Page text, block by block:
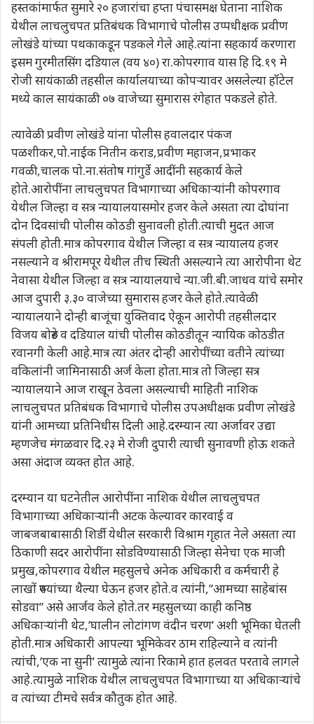
हस्तकांमार्फत सुमारे २० हजारांचा हप्ता पंचासमक्ष घेताना नाशिक
येथील लाचलुचपत प्रतिबंधक विभागाचे पोलीस उप्पधीक्षक प्रवीण
लोखंडे यांच्या पथकाकडून पडकले गेले आहे.त्यांना सहकार्य करणारा
इसम गुरमीतसिंग दडियाल (वय ४०) रा.कोपरगाव यास हि दि.१९ मे
रोजी सायंकाळी तहसील कार्यालयाच्या कोपऱ्यावर असलेल्या हॉटेल
मध्ये काल सायंकाळी ०७ वाजेच्या सुमारास रंगेहात पकडले होते.
त्यावेळी प्रवीण लोखंडे यांना पोलीस हवालदार पंकज
पळशीकर,पो.नाईक नितीन कराड,प्रवीण महाजन,प्रभाकर
गवळी,चालक पो.ना.संतोष गांगुर्डे आदींनी सहकार्य केले
होते.आरोपींना लाचलुचपत विभागाच्या अधिकाऱ्यांनी कोपरगाव
येथील जिल्हा व सत्र न्यायालयासमोर हजर केले असता त्या दोघांना
दोन दिवसांची पोलीस कोठडी सुनावली होती.त्याची मुदत आज
संपली होती.मात्र कोपरगाव येथील जिल्हा व सत्र न्यायालय हजर
नसल्याने व श्रीरामपूर येथील तीच स्थिती असल्याने त्या आरोपीना थेट
नेवासा येथील जिल्हा व सत्र न्यायालयाचे न्या.जी.बी.जाधव यांचे समोर
आज दुपारी ३.३० वाजेच्या सुमारास हजर केले होते.त्यावेळी
न्यायालयाने दोन्ही बाजूंचा युक्तिवाद ऐकून आरोपी तहसीलदार
विजय बोरुडे व दडियाल यांची पोलीस कोठडीतून न्यायिक कोठडीत
रवानगी केली आहे.मात्र त्या अंतर दोन्ही आरोपींच्या वतीने त्यांच्या
वकिलांनी जामिनासाठी अर्ज केला होता.मात्र तो जिल्हा सत्र
न्यायालयाने आज राखून ठेवला असल्याची माहिती नाशिक
लाचलुचपत प्रतिबंधक विभागाचे पोलीस उपअधीक्षक प्रवीण लोखंडे
यांनी आमच्या प्रतिनिधीस दिली आहे.दरम्यान त्या अर्जावर उद्या
म्हणजेच मंगळवार दि.२३ मे रोजी दुपारी त्याची सुनावणी होऊ शकते
असा अंदाज व्यक्त होत आहे.
दरम्यान या घटनेतील आरोपींना नाशिक येथील लाचलुचपत
विभागाच्या अधिकाऱ्यांनी अटक केल्यावर कारवाई व
जाबजबाबासाठी शिर्डी येथील सरकारी विश्राम गृहात नेले असता त्या
ठिकाणी सदर आरोपींना सोडविण्यासाठी जिल्हा सेनेचा एक माजी
प्रमुख,कोपरगाव येथील महसुलचे अनेक अधिकारी व कर्मचारी हे
लाखों रुपयांच्या थैल्या घेऊन हजर होते.व त्यांनी,”आमच्या साहेबांस
सोडवा” असे आर्जव केले होते.तर महसुलच्या काही कनिष्ठ
अधिकाऱ्यांनी थेट,’घालीन लोटांगण वंदीन चरण’ अशी भूमिका घेतली
होती.मात्र अधिकारी आपल्या भूमिकेवर ठाम राहिल्याने व त्यांनी
त्यांची,’एक ना सुनी’ त्यामुळे त्यांना रिकामे हात हलवत परतावे लागले
आहे.त्यामुळे नाशिक येथील लाचलुचपत विभागाच्या या अधिकाऱ्यांचे
व त्यांच्या टीमचे सर्वत्र कौतुक होत आहे.